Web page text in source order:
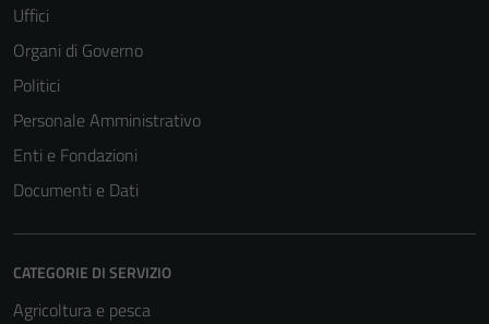
Uffici
Organi di Governo
Politici
Personale Amministrativo
Enti e Fondazioni
Documenti e Dati
CATEGORIE DI SERVIZIO
Agricoltura e pesca